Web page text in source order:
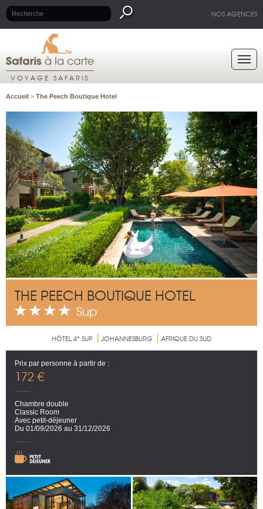
NOS AGENCES
VOYAGE SAFARIS
Accueil > The Peech Boutique Hotel
THE PEECH BOUTIQUE HOTEL
Sup
HÔTEL 4* SUP JOHANNESBURG AFRIQUE DU SUD
Prix par personne à partir de :
172 €
Chambre double
Classic Room
Avec petit-déjeuner
Du 01/09/2026 au 31/12/2026